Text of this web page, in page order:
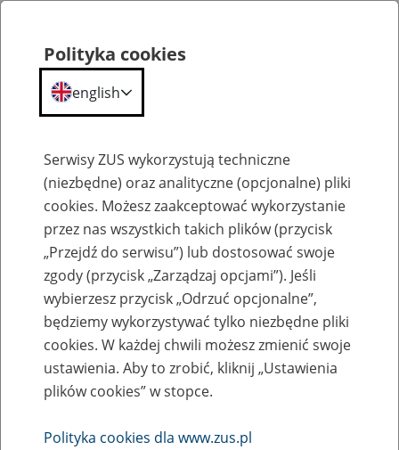
Szkolenia
Zaproś ZUS do siebie - zakładanie profili
eZUS w siedzibie Twojej firmy
Rodzaj wydarzenia
Polityka cookies
english
Serwisy ZUS wykorzystują techniczne
(niezbędne) oraz analityczne (opcjonalne) pliki
cookies. Możesz zaakceptować wykorzystanie
przez nas wszystkich takich plików (przycisk
„Przejdź do serwisu”) lub dostosować swoje
zgody (przycisk „Zarządzaj opcjami”). Jeśli
wybierzesz przycisk „Odrzuć opcjonalne”,
będziemy wykorzystywać tylko niezbędne pliki
cookies. W każdej chwili możesz zmienić swoje
ustawienia. Aby to zrobić, kliknij „Ustawienia
plików cookies” w stopce.
Polityka cookies dla www.zus.pl